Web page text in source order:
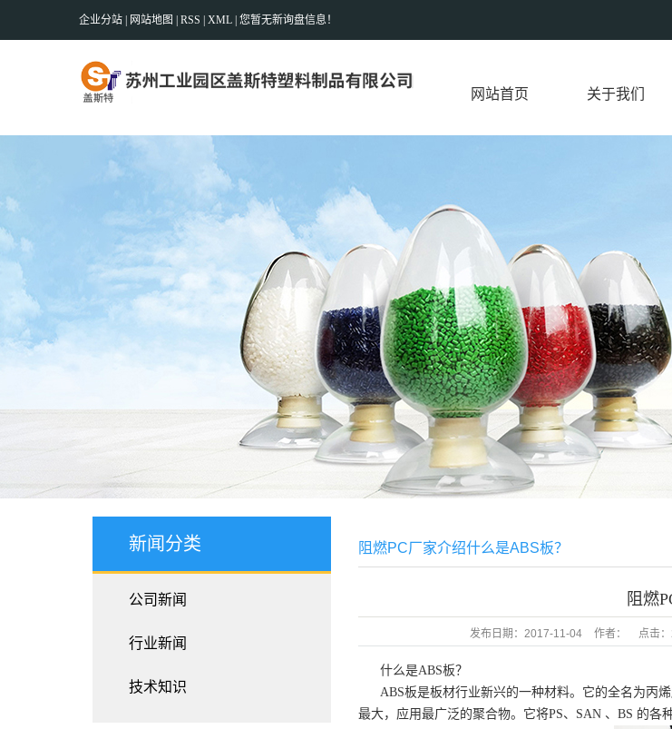
企业分站 网站地图 RSS XML 您暂无新询盘信息！
网站首页 关于我们
公司简介
新闻分类
公司新闻
行业新闻
技术知识
阻燃PC厂家介绍什么是ABS板？
阻燃
发布日期： 2017-11-04 作者： 点击：
什么是ABS板？
ABS板是板材行业新兴的一种材料。它的全名为丙
最大，应用最广泛的聚合物。它将PS、SAN 、BS 的各